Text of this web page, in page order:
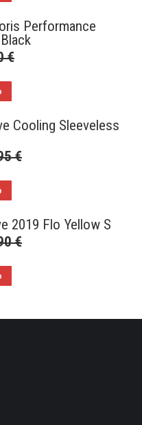
Performance
€
Cooling Sleeveless
€
2019 Flo Yellow S
€